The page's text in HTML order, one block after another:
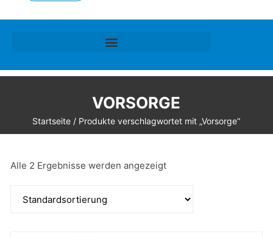
VORSORGE
Startseite / Produkte verschlagwortet mit „Vorsorge“
Alle 2 Ergebnisse werden angezeigt